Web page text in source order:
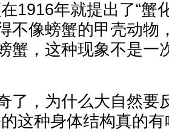
1916年就提出了“蟹
不像螃蟹的甲壳动物
蟹，这种现象不是一
了，为什么大自然要
这种身体结构真的